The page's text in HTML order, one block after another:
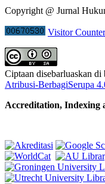
Copyright @ Jurnal
Visitor Counter
Ciptaan disebarluaskan di
Atribusi-BerbagiSerupa
Accreditation, Indexing